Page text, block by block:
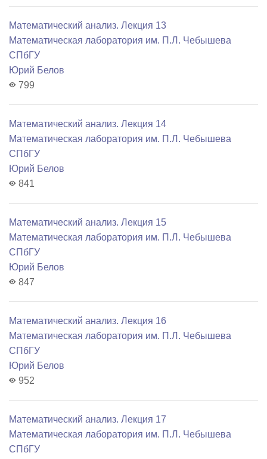
Математический анализ. Лекция 13
Математичеcкая лаборатория им. П.Л. Чебышева
СПбГУ
Юрий Белов
799
Математический анализ. Лекция 14
Математичеcкая лаборатория им. П.Л. Чебышева
СПбГУ
Юрий Белов
841
Математический анализ. Лекция 15
Математичеcкая лаборатория им. П.Л. Чебышева
СПбГУ
Юрий Белов
847
Математический анализ. Лекция 16
Математичеcкая лаборатория им. П.Л. Чебышева
СПбГУ
Юрий Белов
952
Математический анализ. Лекция 17
Математичеcкая лаборатория им. П.Л. Чебышева
СПбГУ